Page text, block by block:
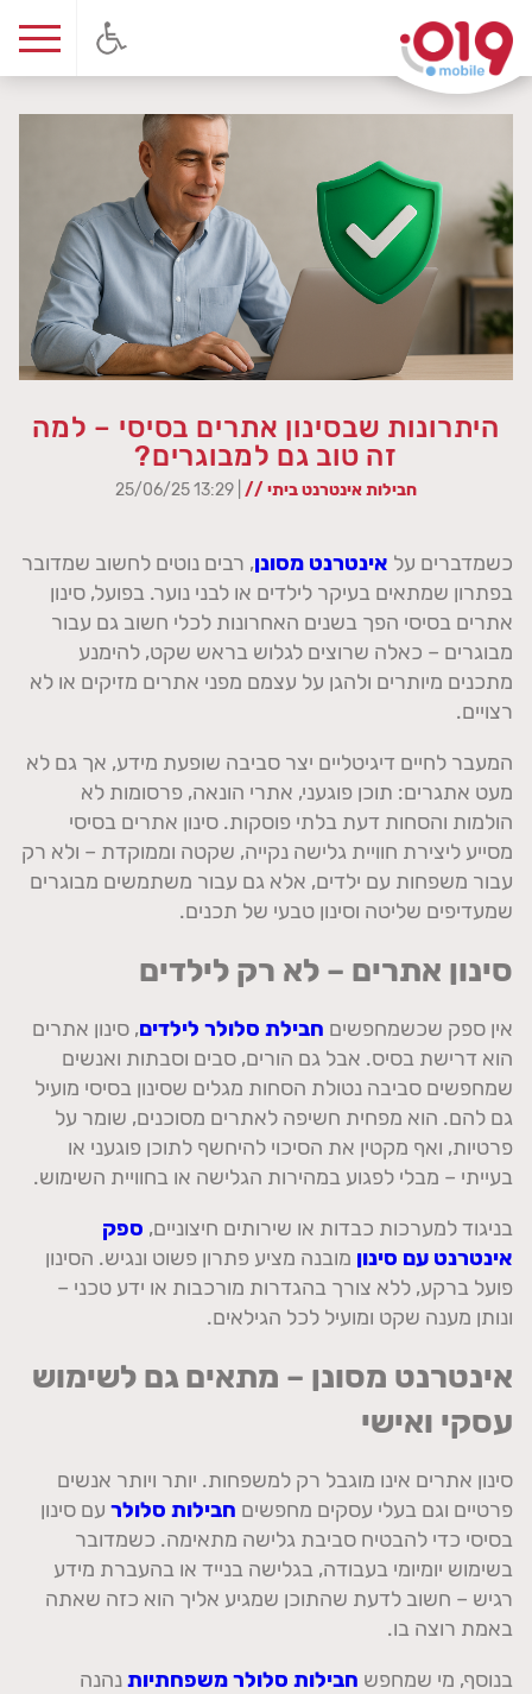
היתרונות שבסינון אתרים בסיסי – למה
זה טוב גם למבוגרים?
חבילות אינטרנט ביתי //
כשמדברים על אינטרנט מסונן, רבים נוטים לחשוב שמדובר
בפתרון שמתאים בעיקר לילדים או לבני נוער. בפועל, סינון
אתרים בסיסי הפך בשנים האחרונות לכלי חשוב גם עבור
מבוגרים – כאלה שרוצים לגלוש בראש שקט, להימנע
מתכנים מיותרים ולהגן על עצמם מפני אתרים מזיקים או לא
רצויים.
המעבר לחיים דיגיטליים יצר סביבה שופעת מידע, אך גם לא
מעט אתגרים: תוכן פוגעני, אתרי הונאה, פרסומות לא
הולמות והסחות דעת בלתי פוסקות. סינון אתרים בסיסי
מסייע ליצירת חוויית גלישה נקייה, שקטה וממוקדת – ולא רק
עבור משפחות עם ילדים, אלא גם עבור משתמשים מבוגרים
שמעדיפים שליטה וסינון טבעי של תכנים.
סינון אתרים – לא רק לילדים
אין ספק שכשמחפשים חבילת סלולר לילדים, סינון אתרים
הוא דרישת בסיס. אבל גם הורים, סבים וסבתות ואנשים
שמחפשים סביבה נטולת הסחות מגלים שסינון בסיסי מועיל
גם להם. הוא מפחית חשיפה לאתרים מסוכנים, שומר על
פרטיות, ואף מקטין את הסיכוי להיחשף לתוכן פוגעני או
בעייתי – מבלי לפגוע במהירות הגלישה או בחוויית השימוש.
בניגוד למערכות כבדות או שירותים חיצוניים, ספק
אינטרנט עם סינון מובנה מציע פתרון פשוט ונגיש. הסינון
פועל ברקע, ללא צורך בהגדרות מורכבות או ידע טכני –
ונותן מענה שקט ומועיל לכל הגילאים.
אינטרנט מסונן – מתאים גם לשימוש
עסקי ואישי
סינון אתרים אינו מוגבל רק למשפחות. יותר ויותר אנשים
פרטיים וגם בעלי עסקים מחפשים חבילות סלולר עם סינון
בסיסי כדי להבטיח סביבת גלישה מתאימה. כשמדובר
בשימוש יומיומי בעבודה, בגלישה בנייד או בהעברת מידע
רגיש – חשוב לדעת שהתוכן שמגיע אליך הוא כזה שאתה
באמת רוצה בו.
בנוסף, מי שמחפש חבילות סלולר משפחתיותנהנה